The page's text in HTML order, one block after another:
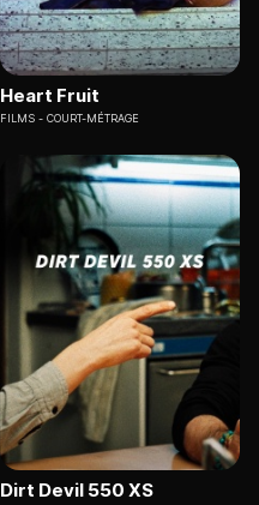
Heart Fruit
FILMS COURT-MÉTRAGE
Dirt Devil 550 XS